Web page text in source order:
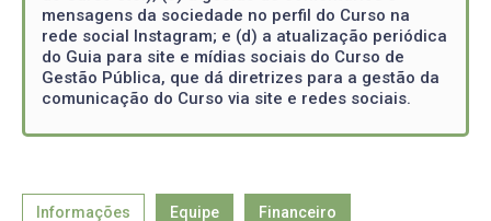
mensagens da sociedade no perfil do Curso na
rede social Instagram; e (d) a atualização periódica
do Guia para site e mídias sociais do Curso de
Gestão Pública, que dá diretrizes para a gestão da
comunicação do Curso via site e redes sociais.
Informações Equipe Financeiro